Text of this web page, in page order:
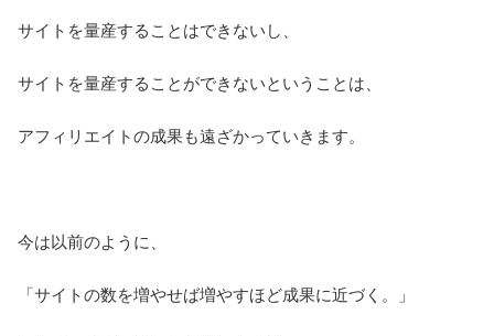
サイトを量産することはできないし、
サイトを量産することができないということは、
アフィリエイトの成果も遠ざかっていきます。
今は以前のように、
「サイトの数を増やせば増やすほど成果に近づく。」